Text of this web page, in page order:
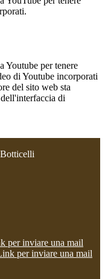
Youtube per tenere
di Youtube incorporati
del sito web sta
di
per inviare una mail
per inviare una mail